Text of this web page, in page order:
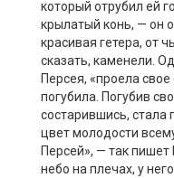
который отрубил ей
крылатый конь, — он
красивая гетера, от
сказать, каменели.
Персея, «проела
погубила. Погубив
состарившись,
цвет молодости
Персей», — так
небо на плечах, у